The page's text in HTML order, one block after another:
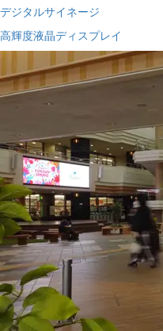
デジタルサイネージ
高輝度液晶ディスプレイ